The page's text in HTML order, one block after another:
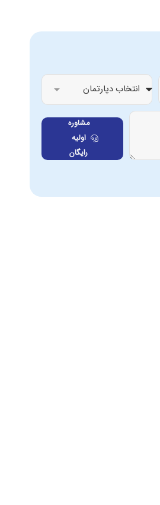
مشاوره
اولیه
رایگان